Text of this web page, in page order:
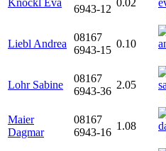
Knöckl Eva
6943-12
0.02
Liebl Andrea
08167
6943-15
0.10
Lohr Sabine
08167
6943-36
2.05
Maier
Dagmar
08167
6943-16
1.08